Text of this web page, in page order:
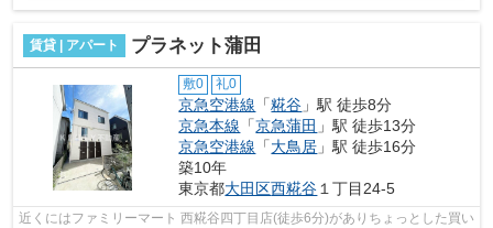
賃貸 | アパート プラネット蒲田
敷0 礼0
京急空港線 「糀谷 」駅 徒歩8分
京急本線 「京急蒲田 」駅 徒歩13分
京急空港線 「大鳥居 」駅 徒歩16分
築10年
東京都大田区西糀谷 １丁目24-5
近くにはファミリーマート 西糀谷四丁目店(徒歩6分)がありちょっとした買い